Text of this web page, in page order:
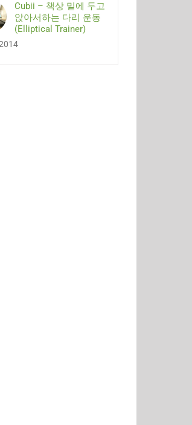
Cubii – 책상 밑에 두고
앉아서하는 다리 운동
(Elliptical Trainer)